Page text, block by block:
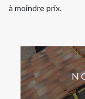
à moindre prix.